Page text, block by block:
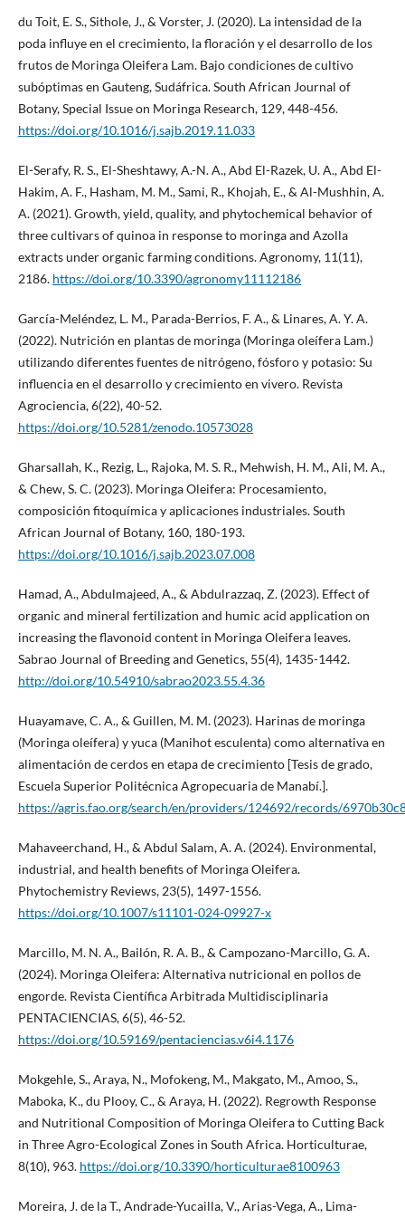
du Toit, E. S., Sithole, J., & Vorster, J. (2020). La intensidad de la
poda influye en el crecimiento, la floración y el desarrollo de los
frutos de Moringa Oleifera Lam. Bajo condiciones de cultivo
subóptimas en Gauteng, Sudáfrica. South African Journal of
Botany, Special Issue on Moringa Research, 129, 448-456.
https://doi.org/10.1016/j.sajb.2019.11.033
El-Serafy, R. S., El-Sheshtawy, A.-N. A., Abd El-Razek, U. A., Abd El-
Hakim, A. F., Hasham, M. M., Sami, R., Khojah, E., & Al-Mushhin, A.
A. (2021). Growth, yield, quality, and phytochemical behavior of
three cultivars of quinoa in response to moringa and Azolla
extracts under organic farming conditions. Agronomy, 11(11),
2186. https://doi.org/10.3390/agronomy11112186
García-Meléndez, L. M., Parada-Berrios, F. A., & Linares, A. Y. A.
(2022). Nutrición en plantas de moringa (Moringa oleífera Lam.)
utilizando diferentes fuentes de nitrógeno, fósforo y potasio: Su
influencia en el desarrollo y crecimiento en vivero. Revista
Agrociencia, 6(22), 40-52.
https://doi.org/10.5281/zenodo.10573028
Gharsallah, K., Rezig, L., Rajoka, M. S. R., Mehwish, H. M., Ali, M. A.,
& Chew, S. C. (2023). Moringa Oleifera: Procesamiento,
composición fitoquímica y aplicaciones industriales. South
African Journal of Botany, 160, 180-193.
https://doi.org/10.1016/j.sajb.2023.07.008
Hamad, A., Abdulmajeed, A., & Abdulrazzaq, Z. (2023). Effect of
organic and mineral fertilization and humic acid application on
increasing the flavonoid content in Moringa Oleifera leaves.
Sabrao Journal of Breeding and Genetics, 55(4), 1435-1442.
http://doi.org/10.54910/sabrao2023.55.4.36
Huayamave, C. A., & Guillen, M. M. (2023). Harinas de moringa
(Moringa oleífera) y yuca (Manihot esculenta) como alternativa en
alimentación de cerdos en etapa de crecimiento [Tesis de grado,
Escuela Superior Politécnica Agropecuaria de Manabí.].
https://agris.fao.org/search/en/providers/124692/records/
Mahaveerchand, H., & Abdul Salam, A. A. (2024). Environmental,
industrial, and health benefits of Moringa Oleifera.
Phytochemistry Reviews, 23(5), 1497-1556.
https://doi.org/10.1007/s11101-024-09927-x
Marcillo, M. N. A., Bailón, R. A. B., & Campozano-Marcillo, G. A.
(2024). Moringa Oleifera: Alternativa nutricional en pollos de
engorde. Revista Científica Arbitrada Multidisciplinaria
PENTACIENCIAS, 6(5), 46-52.
https://doi.org/10.59169/pentaciencias.v6i4.1176
Mokgehle, S., Araya, N., Mofokeng, M., Makgato, M., Amoo, S.,
Maboka, K., du Plooy, C., & Araya, H. (2022). Regrowth Response
and Nutritional Composition of Moringa Oleifera to Cutting Back
in Three Agro-Ecological Zones in South Africa. Horticulturae,
8(10), 963. https://doi.org/10.3390/horticulturae8100963
Moreira, J. de la T., Andrade-Yucailla, V., Arias-Vega, A., Lima-